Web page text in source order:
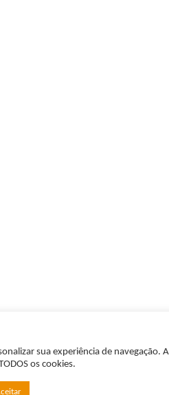
sua experiência de navegação.
os cookies.